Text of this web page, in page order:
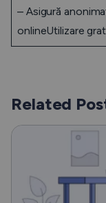
– Asigură
onlineUtilizare
Related